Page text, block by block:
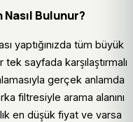
Nasıl Bulunur?
yaptığınızda tüm büyük
sayfada karşılaştırmalı
gerçek anlamda
filtresiyle arama alanını
en düşük fiyat ve varsa